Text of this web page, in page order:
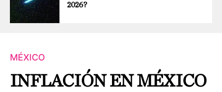
2026?
MÉXICO
INFLACIÓN EN MÉXICO